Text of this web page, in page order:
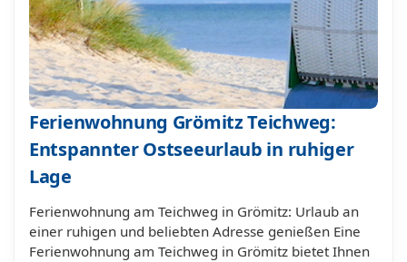
Ferienwohnung Grömitz Teichweg:
Entspannter Ostseeurlaub in ruhiger
Lage
Ferienwohnung am Teichweg in Grömitz: Urlaub an
einer ruhigen und beliebten Adresse genießen Eine
Ferienwohnung am Teichweg in Grömitz bietet Ihnen